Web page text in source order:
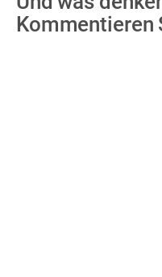
Kommentieren